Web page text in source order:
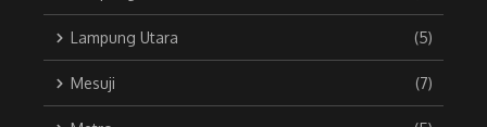
Lampung Utara (5)
Mesuji (7)